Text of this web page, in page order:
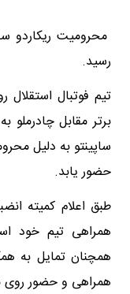
محرومیت ریکاردو
رسید.
تیم فوتبال
برتر مقابل
ساپینتو به دلیل
حضور یابد.
همراهی تیم خود
همچنان تمایل به
همراهی و حضور